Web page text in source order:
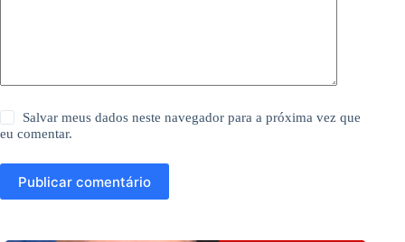
Salvar meus dados neste navegador para a próxima vez que
eu comentar.
Publicar comentário